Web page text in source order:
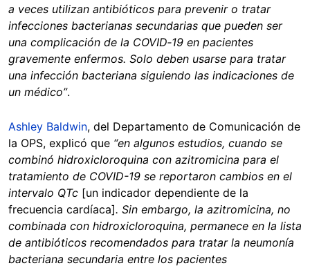
a veces utilizan antibióticos para prevenir o tratar
infecciones bacterianas secundarias que pueden ser
una complicación de la COVID‑19 en pacientes
gravemente enfermos. Solo deben usarse para tratar
una infección bacteriana siguiendo las indicaciones de
un médico”.
Ashley Baldwin, del Departamento de Comunicación de
la OPS, explicó que “en algunos estudios, cuando se
combinó hidroxicloroquina con azitromicina para el
tratamiento de COVID-19 se reportaron cambios en el
intervalo QTc [un indicador dependiente de la
frecuencia cardíaca]. Sin embargo, la azitromicina, no
combinada con hidroxicloroquina, permanece en la lista
de antibióticos recomendados para tratar la neumonía
bacteriana secundaria entre los pacientes